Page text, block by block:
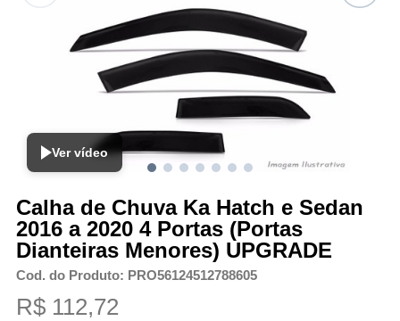
Ver vídeo
Calha de Chuva Ka Hatch e Sedan
2016 a 2020 4 Portas (Portas
Dianteiras Menores) UPGRADE
Cod. do Produto: PRO56124512788605
R$ 112,72